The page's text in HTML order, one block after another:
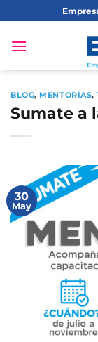
al
contenido
BLOG, MENTORÍAS,
Sumate a
30
May